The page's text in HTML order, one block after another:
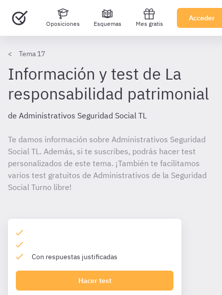
Oposiciones Esquemas Mes gratis
Acceder
Tema 17
Información y test de La
responsabilidad patrimonial
de Administrativos Seguridad Social TL
Te damos información sobre Administrativos Seguridad
Social TL. Además, si te suscribes, podrás hacer test
personalizados de este tema. ¡También te facilitamos
varios test gratuitos de Administrativos de la Seguridad
Social Turno libre!
Con respuestas justificadas
Hacer test